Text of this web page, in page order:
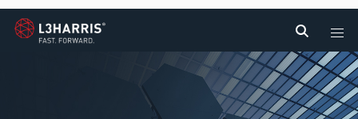
L3Harris
Search